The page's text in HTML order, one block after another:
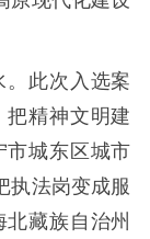
此次入选案
精神文明建
城东区城市
执法岗变成服
藏族自治州